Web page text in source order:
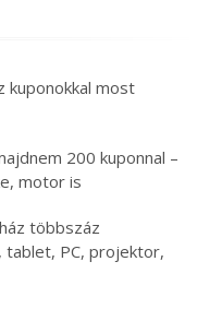
kuponokkal most
200 kuponnal –
motor is
többszáz
tablet, PC, projektor,